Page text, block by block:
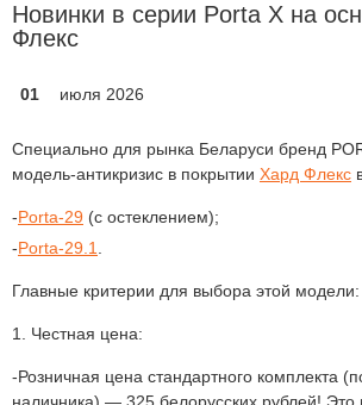
Новинки в серии Porta Х на
Флекс
01 июля 2026
Специально для рынка Беларуси бренд
модель-антикризис в покрытии Хард Флекс
Porta-29 (с остеклением);
Porta-29.1
Главные критерии для выбора этой модели:
1. Честная цена:
Розничная цена стандартного комплекта